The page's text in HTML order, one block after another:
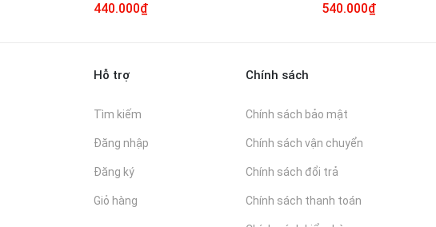
440.000₫ 540.000₫
Hỗ trợ
Tìm kiếm
Đăng nhập
Đăng ký
Giỏ hàng
Chính sách
Chính sách bảo mật
Chính sách vận chuyển
Chính sách đổi trả
Chính sách thanh toán